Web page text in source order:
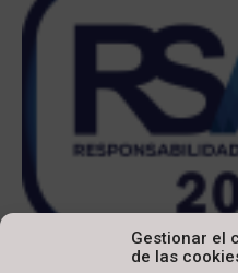
Gestionar el
de las